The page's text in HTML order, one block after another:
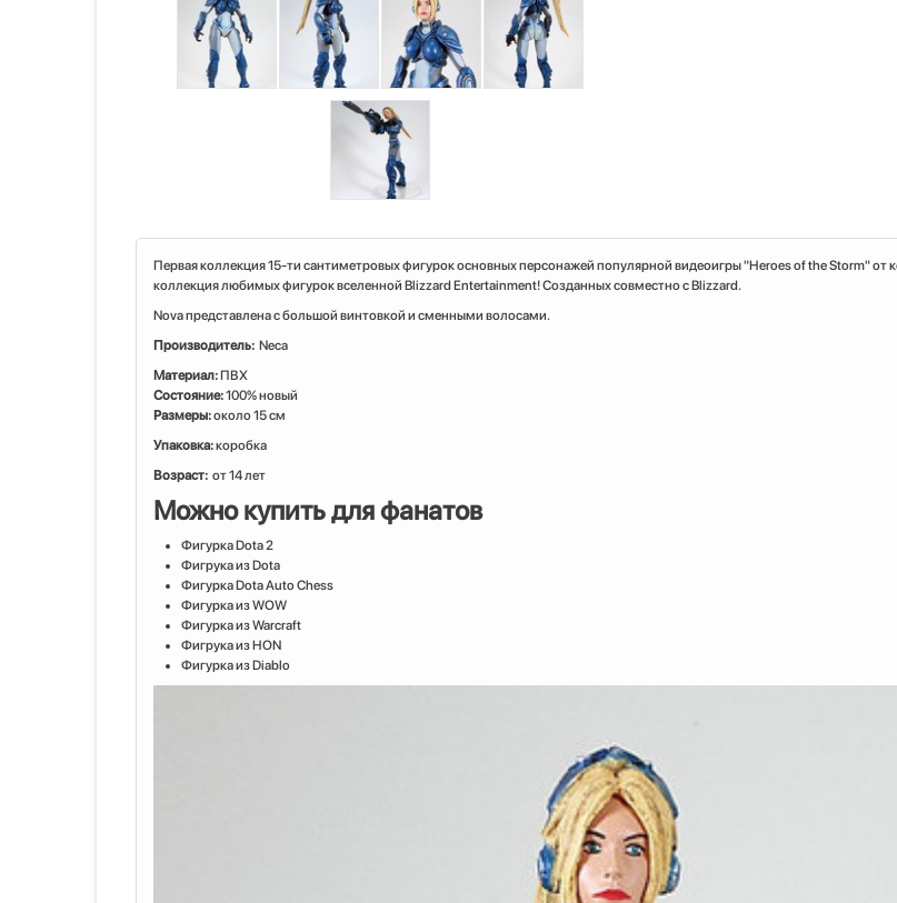
Первая коллекция 15-ти сантиметровых фигурок основных персонажей популярной видеоигры "Heroes of the Storm" от
коллекция любимых фигурок вселенной Blizzard Entertainment! Созданных совместно с Blizzard.
Nova представлена с большой винтовкой и сменными волосами.
Производитель: Neca
Материал: ПВХ
Состояние:100% новый
Размеры:около 15 см
Упаковка:коробка
Возраст: от 14 лет
Можно купить для фанатов
Фигурка Dota 2
Фигрука из Dota
Фигурка Dota Auto Chess
Фигурка из WOW
Фигурка из Warcraft
Фигрука из HON
Фигурка из Diablo